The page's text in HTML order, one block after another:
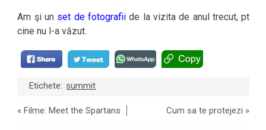
Am şi un set de fotografii de la vizita de anul trecut, pt
cine nu l-a văzut.
Etichete: summit
«Filme: Meet the Spartans Cum sa te protejezi »